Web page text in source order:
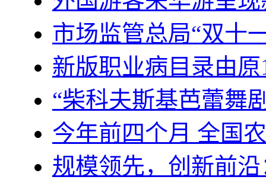
市场监管总局“双十
新版职业病目录由原
“柴科夫斯基芭蕾舞
今年前四个月 全国
规模领先，创新前